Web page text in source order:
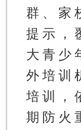
群、家
提示，
大青少
外培训
培训，
期防火